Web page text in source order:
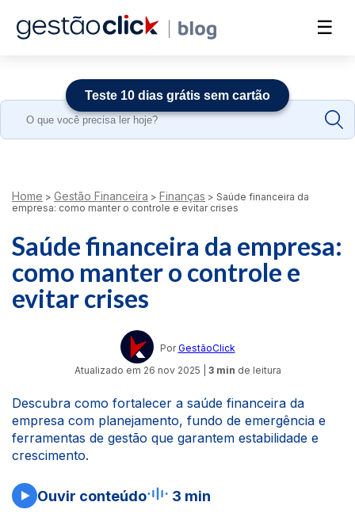
☰
Search
Home > Gestão Financeira > Finanças > Saúde financeira da
empresa: como manter o controle e evitar crises
Saúde financeira da empresa:
como manter o controle e
evitar crises
Por GestãoClick
Atualizado em 26 nov 2025 3 min de leitura
Descubra como fortalecer a saúde financeira da
empresa com planejamento, fundo de emergência e
ferramentas de gestão que garantem estabilidade e
crescimento.
Ouvir conteúdo 3 min
Teste 10 dias grátis sem cartão